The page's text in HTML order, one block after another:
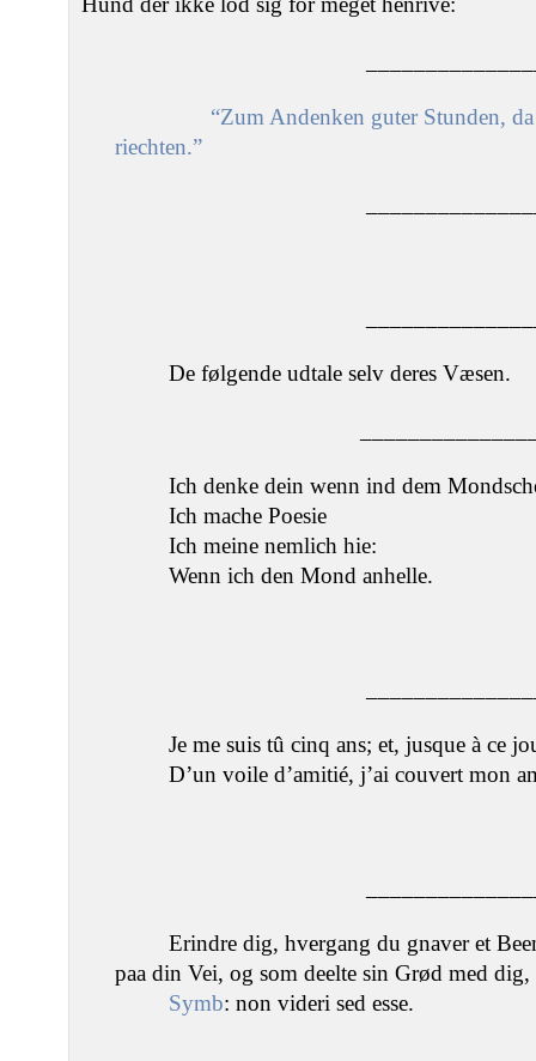
“Zum Andenken guter Stunden,
riechten.”
De følgende udtale selv deres Væsen.
Ich denke dein wenn ind dem
Ich mache Poesie
Ich meine nemlich hie:
Wenn ich den Mond anhelle.
Je me suis tû cinq ans; et, jusque à ce
D’un voile d’amitié, j’ai couvert mon
Erindre dig, hvergang du gnaver et
paa din Vei, og som deelte sin Grød med
Symb: non videri sed esse.